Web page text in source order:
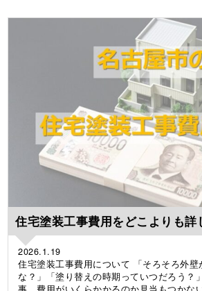
住宅塗装工事費用をどこよりも詳
2026.1.19
住宅塗装工事費用について 「そろそろ外壁
な？」「塗り替えの時期っていつだろう？